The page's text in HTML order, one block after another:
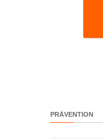
PRÄVENTION